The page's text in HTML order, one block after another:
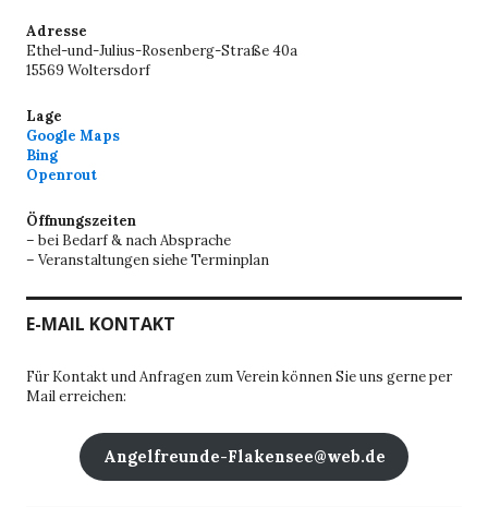
Adresse
Ethel-und-Julius-Rosenberg-Straße 40a
15569 Woltersdorf
Lage
Google Maps
Bing
Openrout
Öffnungszeiten
– bei Bedarf & nach Absprache
– Veranstaltungen siehe Terminplan
E-MAIL KONTAKT
Für Kontakt und Anfragen zum Verein können Sie uns gerne per
Mail erreichen:
Angelfreunde-Flakensee@web.de